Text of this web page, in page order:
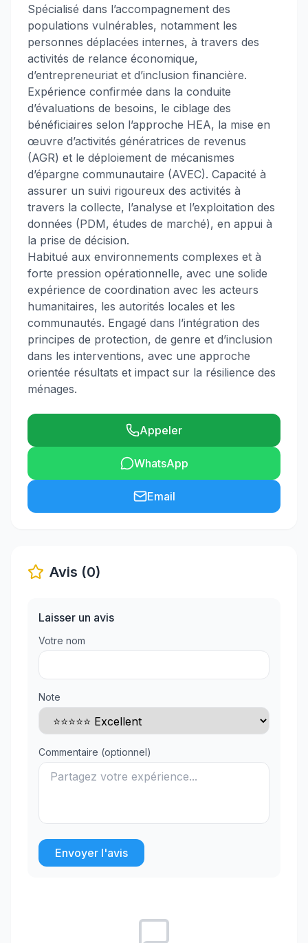
Spécialisé dans l’accompagnement des
populations vulnérables, notamment les
personnes déplacées internes, à travers des
activités de relance économique,
d’entrepreneuriat et d’inclusion financière.
Expérience confirmée dans la conduite
d’évaluations de besoins, le ciblage des
bénéficiaires selon l’approche HEA, la mise en
œuvre d’activités génératrices de revenus
(AGR) et le déploiement de mécanismes
d’épargne communautaire (AVEC). Capacité à
assurer un suivi rigoureux des activités à
travers la collecte, l’analyse et l’exploitation des
données (PDM, études de marché), en appui à
la prise de décision.
Habitué aux environnements complexes et à
forte pression opérationnelle, avec une solide
expérience de coordination avec les acteurs
humanitaires, les autorités locales et les
communautés. Engagé dans l’intégration des
principes de protection, de genre et d’inclusion
dans les interventions, avec une approche
orientée résultats et impact sur la résilience des
ménages.
Appeler
WhatsApp
Email
Avis (0)
Laisser un avis
Votre nom
Note
Commentaire (optionnel)
Envoyer l'avis